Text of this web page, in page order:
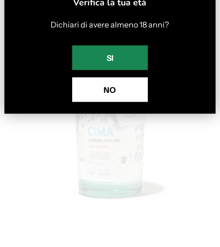
Dichiari di avere almeno18anni?
SI
NO